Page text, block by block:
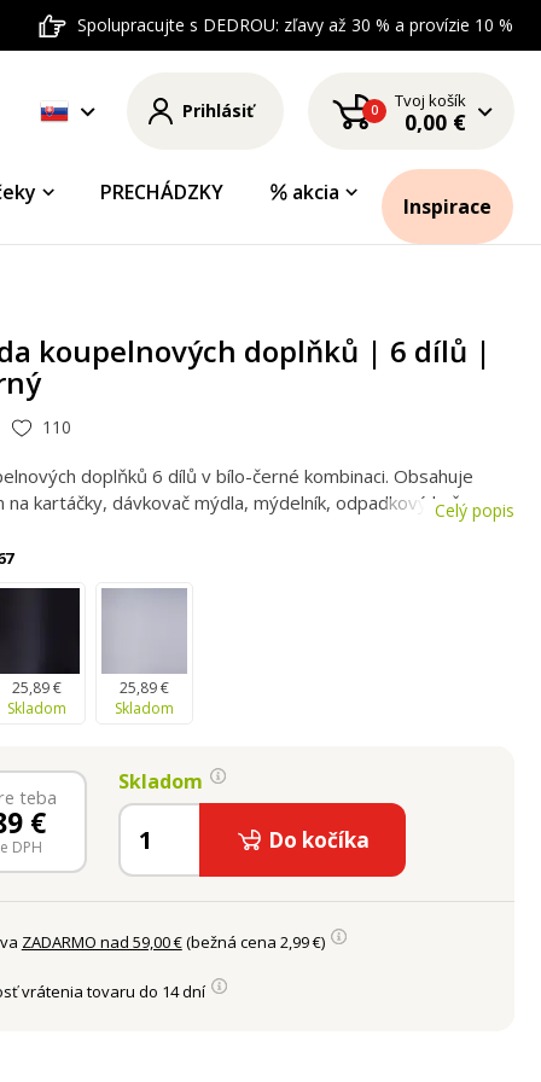
Spolupracujte s DEDROU: zľavy až 30 % a provízie 10 %
Prihlásiť 0 Tvoj košík
0,00 €
PRECHÁDZKY akcia
Inspirace
koupelnových doplňků | 6 dílů |
110
doplňků 6 dílů v bílo-černé kombinaci. Obsahuje
na kartáčky, dávkovač mýdla, mýdelník, odpadkový koš aCelý popis
25,89 €
Skladom
25,89 €
Skladom
teba
€
DPH
Skladom
Do kočíka
ZADARMO nad 59,00 €(bežná cena 2,99 €)
vrátenia tovaru do 14 dní